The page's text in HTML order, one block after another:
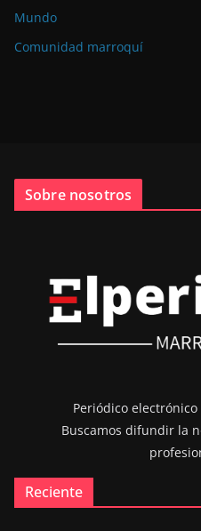
Mundo
Comunidad marroquí
Sobre nosotros
Periódico
Buscamos difundir la
Reciente